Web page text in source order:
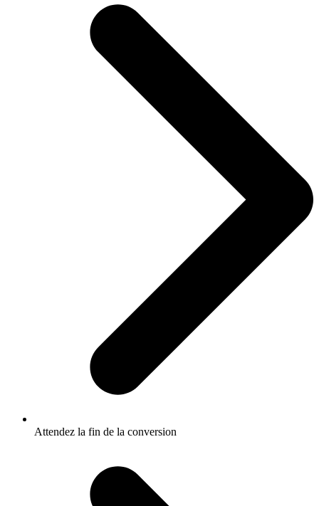
Attendez la fin de la conversion